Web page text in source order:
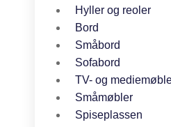
Hyller og reoler
Bord
Småbord
Sofabord
TV- og
Småmøbler
Spiseplassen